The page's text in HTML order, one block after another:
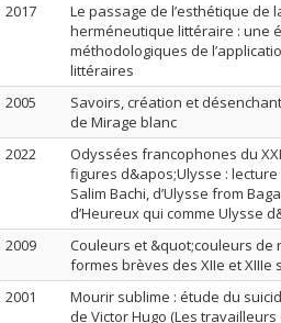
2017
Le passage de l’esthétique de
herméneutique littéraire : une
méthodologiques de
littéraires
2005
Savoirs, création et
de Mirage blanc
2022
Odyssées francophones du
figures d&apos;Ulysse :
Salim Bachi, d’Ulysse from
d’Heureux qui comme Ulysse
2009
Couleurs et &quot;couleurs
formes brèves des XIIe et XIIIe
2001
Mourir sublime : étude du
de Victor Hugo (Les